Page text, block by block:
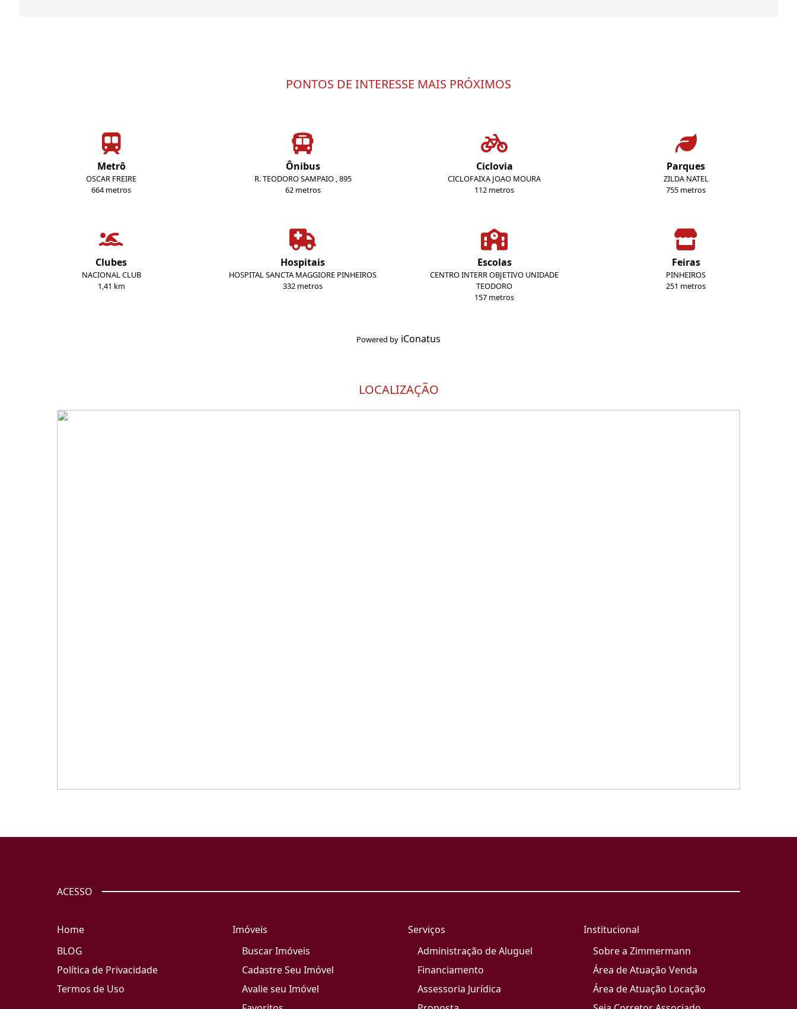
PONTOS DE INTERESSE MAIS PRÓXIMOS
Metrô
OSCAR FREIRE
664 metros
Ônibus
R. TEODORO SAMPAIO , 895
62 metros
Ciclovia
CICLOFAIXA JOAO MOURA
112 metros
Parques
ZILDA NATEL
755 metros
Clubes
NACIONAL CLUB
1,41 km
Hospitais
HOSPITAL SANCTA MAGGIORE PINHEIROS
332 metros
Escolas
CENTRO INTERR OBJETIVO UNIDADE
TEODORO
157 metros
Feiras
PINHEIROS
251 metros
Powered by iConatus
LOCALIZAÇÃO
ACESSO
Home
BLOG
Política de Privacidade
Termos de Uso
Imóveis
Buscar Imóveis
Cadastre Seu Imóvel
Avalie seu Imóvel
Serviços
Administração de Aluguel
Financiamento
Assessoria Jurídica
Institucional
Sobre a Zimmermann
Área de Atuação Venda
Área de Atuação Locação